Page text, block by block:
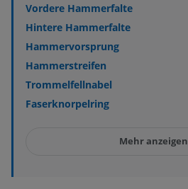
Vordere Hammerfalte
Hintere Hammerfalte
Hammervorsprung
Hammerstreifen
Trommelfellnabel
Faserknorpelring
Mehr anzeigen